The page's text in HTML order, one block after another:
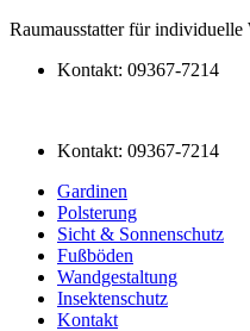
Raumausstatter für individuelle
Kontakt: 09367-7214
Kontakt: 09367-7214
Gar­di­nen
Pol­sterung
Sicht & Sonnenschutz
Fußbö­den
Wandgestal­tung
Insek­ten­schutz
Kon­takt